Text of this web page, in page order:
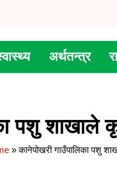
अर्थतन्त्र
पशु शाखाले
»कानेपोखरी गाउँपालिका पशु